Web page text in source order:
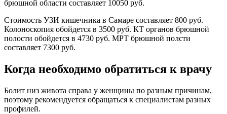
брюшной области составляет 10050 руб.
Стоимость УЗИ кишечника в Самаре составляет 800 руб.
Колоноскопия обойдется в 3500 руб. КТ органов брюшной
полости обойдется в 4730 руб. МРТ брюшной полсти
составляет 7300 руб.
Когда необходимо обратиться к врачу
Болит низ живота справа у женщины по разным причинам,
поэтому рекомендуется обращаться к специалистам разных
профилей.